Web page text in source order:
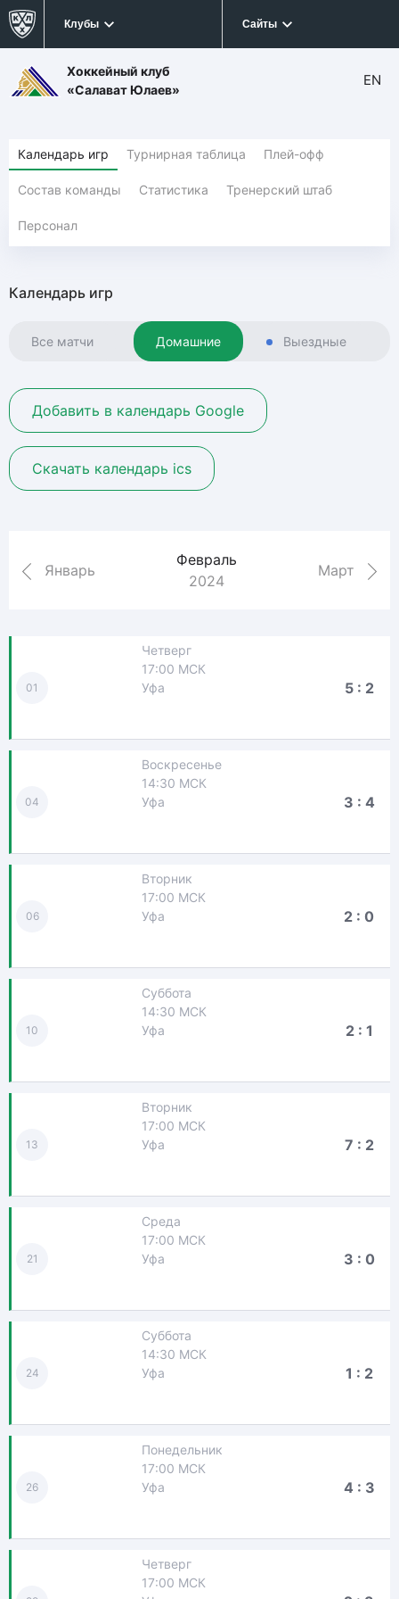
Клубы Сайты
Хоккейный клуб
«Салават Юлаев»
EN
Календарь игр Турнирная таблица Плей-офф
Состав команды Статистика Тренерский штаб
Персонал
Календарь игр
Все матчи Домашние Выездные
Добавить в календарь Google
Скачать календарь ics
Январь
Февраль
2024
Март
01
Четверг
17:00 МСК
Уфа
5 : 2
04
Воскресенье
14:30 МСК
Уфа
3 : 4
06
Вторник
17:00 МСК
Уфа
2 : 0
10
Суббота
14:30 МСК
Уфа
2 : 1
13
Вторник
17:00 МСК
Уфа
7 : 2
21
Среда
17:00 МСК
Уфа
3 : 0
24
Суббота
14:30 МСК
Уфа
1 : 2
26
Понедельник
17:00 МСК
Уфа
4 : 3
Четверг
17:00 МСК